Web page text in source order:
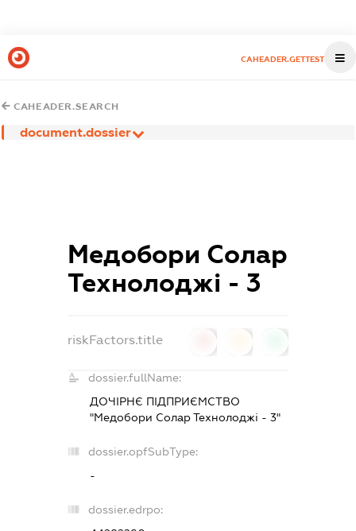
CAHEADER.GETTEST
CAHEADER.SEARCH
document.dossier
Медобори Солар
Технолоджі - 3
riskFactors.title
dossier.fullName:
ДОЧІРНЄ ПІДПРИЄМСТВО
"Медобори Солар Технолоджі - 3"
dossier.opfSubType:
-
dossier.edrpo: